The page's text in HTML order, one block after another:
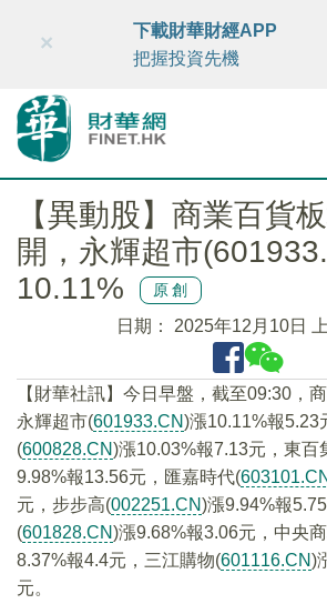
財華智庫網 FINTV FINMETA
×
下載財華財經APP
把握投資先機
【異動股】商業百貨
開，永輝超市
10.11%
原創
日期： 2025年12月10日
【財華社訊】今日早盤，截至09:30，
永輝超市(601933.CN)漲10.11%報5.23
(600828.CN)漲10.03%報7.13元，東百
9.98%報13.56元，匯嘉時代(603101.CN
元，步步高(002251.CN)漲9.94%報
(601828.CN)漲9.68%報3.06元，中央
8.37%報4.4元，三江購物(601116.CN)
元。